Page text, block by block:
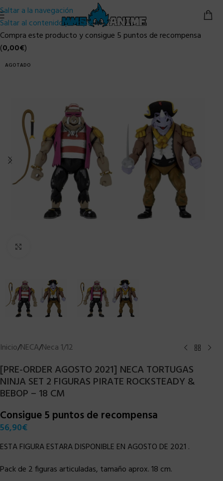
Saltar a la navegación
Saltar al contenido principal
Compra este producto y consigue 5 puntos de recompensa
(0,00€)
AGOTADO
Inicio/NECA/Neca 1/12
[PRE-ORDER AGOSTO 2021] NECA TORTUGAS
NINJA SET 2 FIGURAS PIRATE ROCKSTEADY &
BEBOP – 18 CM
Consigue 5 puntos de recompensa
56,90€
ESTA FIGURA ESTARA DISPONIBLE EN AGOSTO DE 2021 .
Pack de 2 figuras articuladas, tamaño aprox. 18 cm.